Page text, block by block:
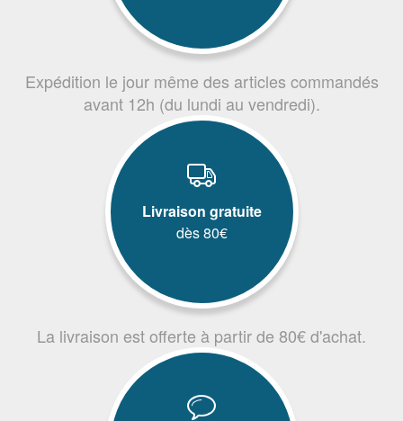
Expédition le jour même des articles commandés
avant 12h (du lundi au vendredi).
Livraison gratuite
dès 80€
La livraison est offerte à partir de 80€ d'achat.